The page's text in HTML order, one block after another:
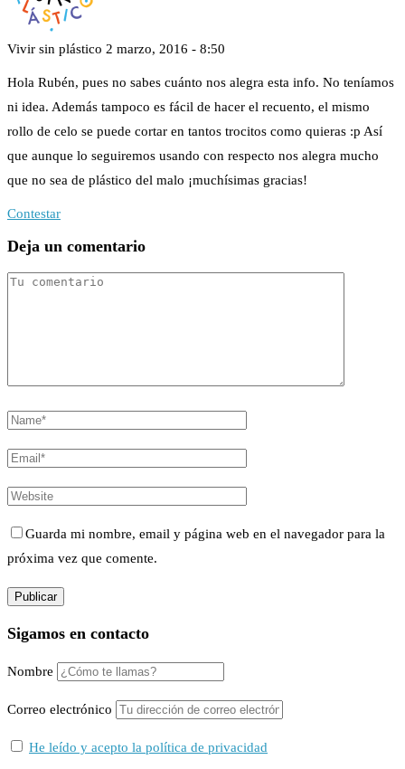
Vivir sin plástico 2 marzo, 2016 - 8:50
Hola Rubén, pues no sabes cuánto nos alegra esta info. No teníamos
ni idea. Además tampoco es fácil de hacer el recuento, el mismo
rollo de celo se puede cortar en tantos trocitos como quieras :p Así
que aunque lo seguiremos usando con respecto nos alegra mucho
que no sea de plástico del malo ¡muchísimas gracias!
Contestar
Deja un comentario
Guarda mi nombre, email y página web en el navegador para la
próxima vez que comente.
Sigamos en contacto
Nombre
Correo electrónico
He leído y acepto la política de privacidad